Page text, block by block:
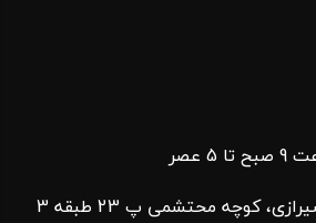
عصر
کوچه محتشمی پ 23 طبقه 3